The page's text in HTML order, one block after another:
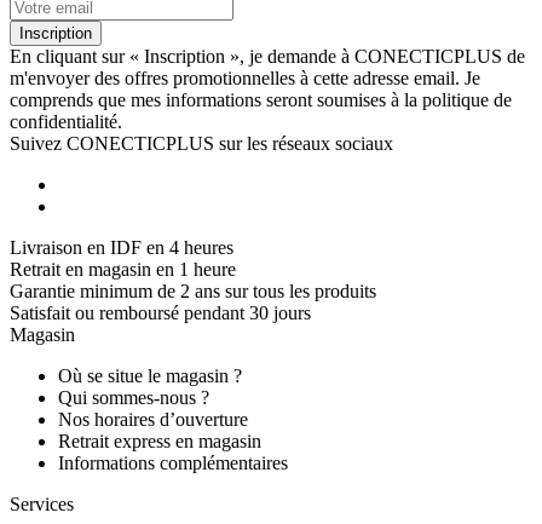
Inscription
En cliquant sur « Inscription », je demande à CONECTICPLUS de
m'envoyer des offres promotionnelles à cette adresse email. Je
comprends que mes informations seront soumises à la politique de
confidentialité.
Suivez CONECTICPLUS sur les réseaux sociaux
Livraison en IDF en 4 heures
Retrait en magasin en 1 heure
Garantie minimum de 2 ans sur tous les produits
Satisfait ou remboursé pendant 30 jours
Magasin
Où se situe le magasin ?
Qui sommes-nous ?
Nos horaires d’ouverture
Retrait express en magasin
Informations complémentaires
Services